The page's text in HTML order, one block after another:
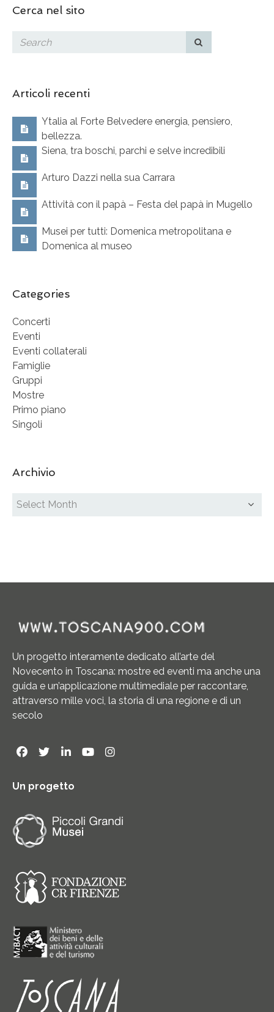
Cerca nel sito
Articoli recenti
Ytalia al Forte Belvedere energia, pensiero,
bellezza.
Siena, tra boschi, parchi e selve incredibili
Arturo Dazzi nella sua Carrara
Attività con il papà – Festa del papà in Mugello
Musei per tutti: Domenica metropolitana e
Domenica al museo
Categories
Concerti
Eventi
Eventi collaterali
Famiglie
Gruppi
Mostre
Primo piano
Singoli
Archivio
Un progetto interamente dedicato all’arte del
Novecento in Toscana: mostre ed eventi ma anche una
guida e un’applicazione multimediale per raccontare,
attraverso mille voci, la storia di una regione e di un
secolo
Un progetto